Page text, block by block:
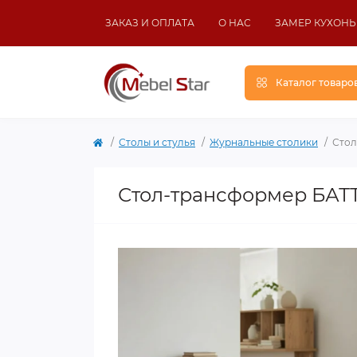
ЗАКАЗ И ОПЛАТА О НАС ЗАМЕР КУХОНЬ
Каталог
Столы и стулья Журнальные столики
Стол-трансформер